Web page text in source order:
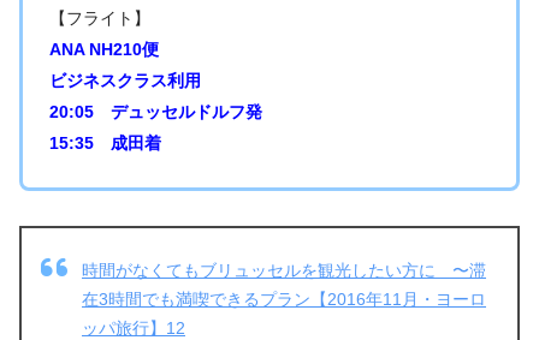
【フライト】
ANA NH210便
ビジネスクラス利用
20:05 デュッセルドルフ発
15:35 成田着
時間がなくてもブリュッセルを観光したい方に 〜滞
在3時間でも満喫できるプラン【2016年11月・ヨーロ
ッパ旅行】12